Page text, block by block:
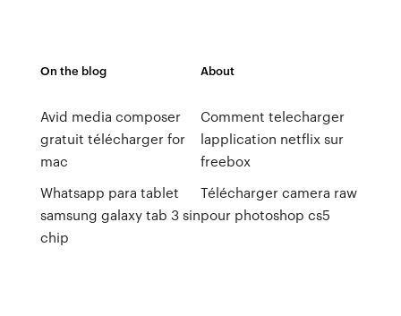
On the blog
Avid media composer
gratuit télécharger for
mac
Whatsapp para tablet
samsung galaxy tab 3 sin
chip
About
Comment telecharger
lapplication netflix sur
freebox
Télécharger camera raw
pour photoshop cs5